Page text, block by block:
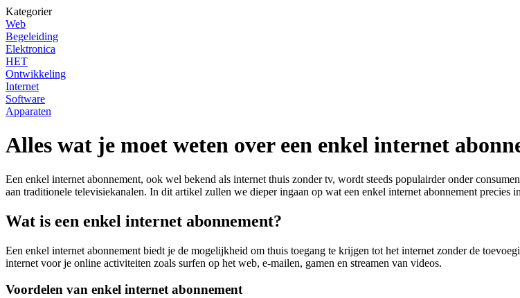
Kategorier
Web
Begeleiding
Elektronica
HET
Ontwikkeling
Internet
Software
Apparaten
Alles wat je moet weten over een enkel internet
Een enkel internet abonnement, ook wel bekend als internet thuis zonder tv, wordt steeds populairder onder
aan traditionele televisiekanalen. In dit artikel zullen we dieper ingaan op wat een enkel internet abonnement
Wat is een enkel internet abonnement?
Een enkel internet abonnement biedt je de mogelijkheid om thuis toegang te krijgen tot het internet zonder de
internet voor je online activiteiten zoals surfen op het web, e-mailen, gamen en streamen van videos.
Voordelen van enkel internet abonnement